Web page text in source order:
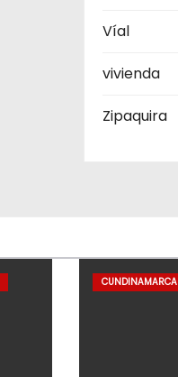
Víal
vivienda
Zipaquira
CUNDINAMARCA